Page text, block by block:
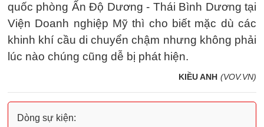
quốc phòng Ấn Độ Dương - Thái Bình Dương tại
Viện Doanh nghiệp Mỹ thì cho biết mặc dù các
khinh khí cầu di chuyển chậm nhưng không phải
lúc nào chúng cũng dễ bị phát hiện.
KIỀU ANH (VOV.VN)
Dòng sự kiện: